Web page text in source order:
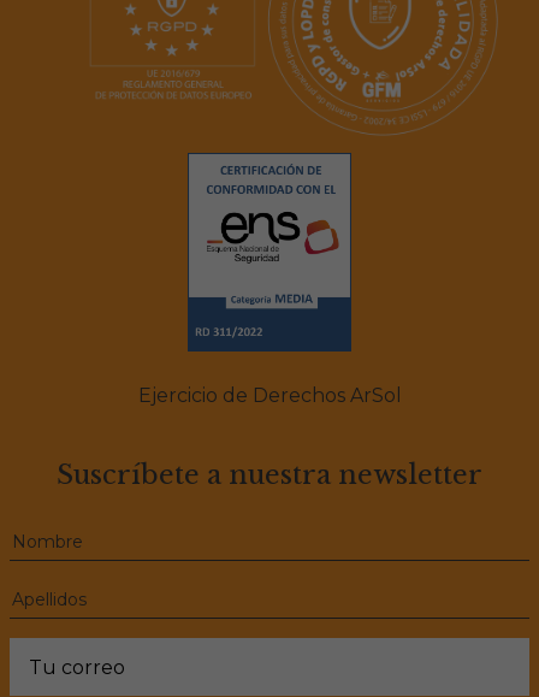
Ejercicio de Derechos ArSol
Suscríbete a nuestra newsletter